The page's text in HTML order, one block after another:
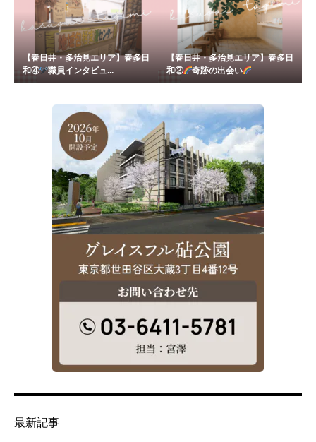
【春日井・多治見エリア】春多日
和④
職員インタビュ...
【春日井・多治見エリア】春多日
和②
奇跡の出会い
最新記事